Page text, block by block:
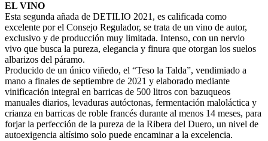
EL VINO
Esta segunda añada de DETILIO 2021, es calificada como
excelente por el Consejo Regulador, se trata de un vino de autor,
exclusivo y de producción muy limitada. Intenso, con un nervio
vivo que busca la pureza, elegancia y finura que otorgan los suelos
albarizos del páramo.
Producido de un único viñedo, el “Teso la Talda”, vendimiado a
mano a finales de septiembre de 2021 y elaborado mediante
vinificación integral en barricas de 500 litros con bazuqueos
manuales diarios, levaduras autóctonas, fermentación maloláctica y
crianza en barricas de roble francés durante al menos 14 meses, para
forjar la perfección de la pureza de la Ribera del Duero, un nivel de
autoexigencia altísimo solo puede encaminar a la excelencia.